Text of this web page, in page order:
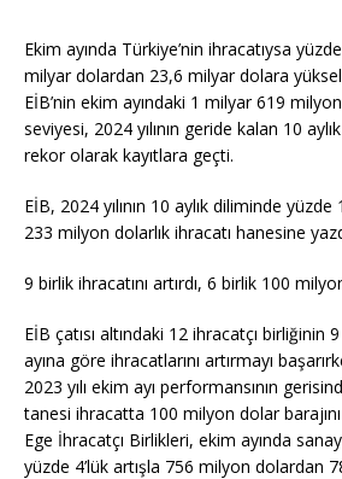
Ekim ayında Türkiye’nin ihracatıysa
milyar dolardan 23,6 milyar dolara
EİB’nin ekim ayındaki 1 milyar 619
seviyesi, 2024 yılının geride kalan 10
rekor olarak kayıtlara geçti.
EİB, 2024 yılının 10 aylık diliminde yüzde
233 milyon dolarlık ihracatı hanesine
9 birlik ihracatını artırdı, 6 birlik 100
EİB çatısı altındaki 12 ihracatçı birliğinin
ayına göre ihracatlarını artırmayı
2023 yılı ekim ayı performansının
tanesi ihracatta 100 milyon dolar
Ege İhracatçı Birlikleri, ekim ayında
yüzde 4’lük artışla 756 milyon dolardan